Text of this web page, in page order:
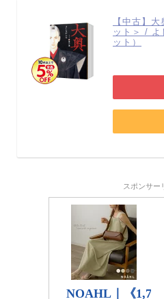
【中古】
ット＞ / よ
ット）
スポンサー